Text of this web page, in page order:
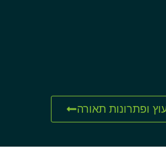
ופתרונות תאורה